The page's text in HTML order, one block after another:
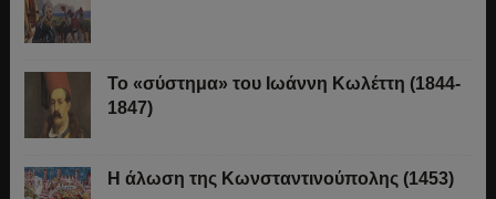
Το «σύστημα» του Ιωάννη Κωλέττη (1844-
1847)
Η άλωση της Κωνσταντινούπολης (1453)